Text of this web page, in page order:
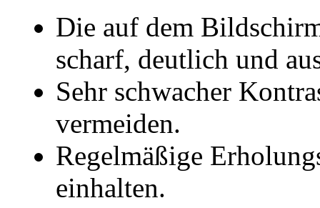
Die auf dem
scharf, deutlich und
Sehr schwacher
vermeiden.
Regelmäßige
einhalten.